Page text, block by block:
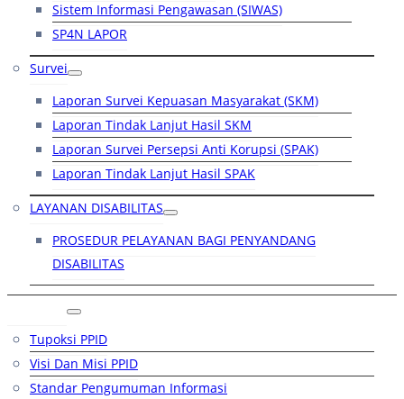
Sistem Informasi Pengawasan (SIWAS)
SP4N LAPOR
Survei
Laporan Survei Kepuasan Masyarakat (SKM)
Laporan Tindak Lanjut Hasil SKM
Laporan Survei Persepsi Anti Korupsi (SPAK)
Laporan Tindak Lanjut Hasil SPAK
LAYANAN DISABILITAS
PROSEDUR PELAYANAN BAGI PENYANDANG
DISABILITAS
Tupoksi PPID
Visi Dan Misi PPID
Standar Pengumuman Informasi